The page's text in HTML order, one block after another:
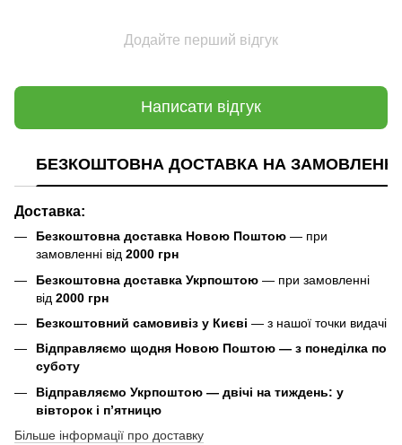
Додайте перший відгук
Написати відгук
БЕЗКОШТОВНА ДОСТАВКА НА ЗАМОВЛЕННЯ
Доставка:
Безкоштовна доставка Новою Поштою — при
замовленні від 2000 грн
Безкоштовна доставка Укрпоштою — при замовленні
від 2000 грн
Безкоштовний самовивіз у Києві — з нашої точки видачі
Відправляємо щодня Новою Поштою — з понеділка по
суботу
Відправляємо Укрпоштою — двічі на тиждень: у
вівторок і п’ятницю
Більше інформації про доставку